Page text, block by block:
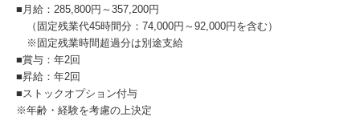
■月給：285,800円～357,200円
（固定残業代45時間分：74,000円～92,000円を含む）
※固定残業時間超過分は別途支給
■賞与：年2回
■昇給：年2回
■ストックオプション付与
※年齢・経験を考慮の上決定